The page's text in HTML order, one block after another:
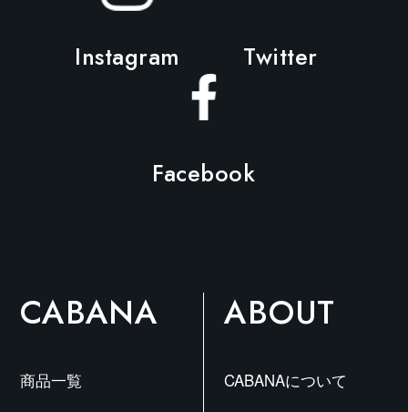
Instagram Twitter
Facebook
CABANA
商品一覧
ABOUT
CABANAについて